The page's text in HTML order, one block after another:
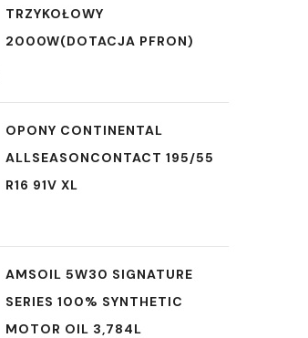
TRZYKOŁOWY
2000W(DOTACJA PFRON)
OPONY CONTINENTAL
ALLSEASONCONTACT 195/55
R16 91V XL
AMSOIL 5W30 SIGNATURE
SERIES 100% SYNTHETIC
MOTOR OIL 3,784L